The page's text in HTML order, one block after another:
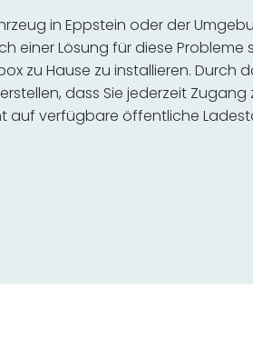
in Eppstein oder der
einer Lösung für diese Probleme
zu Hause zu installieren. Durch
dass Sie jederzeit
auf verfügbare öffentliche